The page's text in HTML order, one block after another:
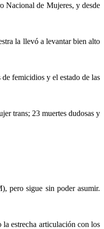
Nacional de Mujeres, y desde
la llevó a levantar bien alto
femicidios y el estado de las
trans; 23 muertes dudosas y
pero sigue sin poder asumir.
estrecha articulación con los